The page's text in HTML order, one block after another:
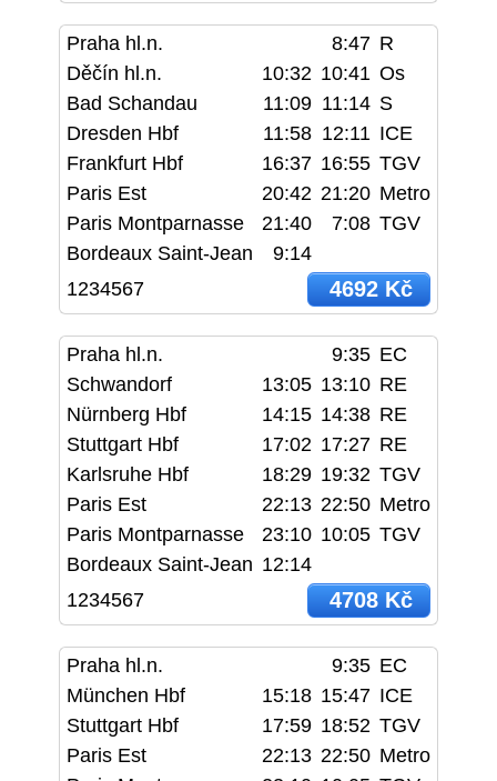
Praha hl.n. 8:47 R
Děčín hl.n.
10:32 10:41 Os
Bad Schandau
11:09 11:14 S
Dresden Hbf
11:58 12:11 ICE
Frankfurt Hbf
16:37 16:55 TGV
Paris Est
20:42 21:20 Metro
Paris Montparnasse
21:40 7:08 TGV
Bordeaux Saint-Jean
9:14
1234567
4692 Kč
Praha hl.n. 9:35 EC
Schwandorf
13:05 13:10 RE
Nürnberg Hbf
14:15 14:38 RE
Stuttgart Hbf
17:02 17:27 RE
Karlsruhe Hbf
18:29 19:32 TGV
Paris Est
22:13 22:50 Metro
Paris Montparnasse
23:10 10:05 TGV
Bordeaux Saint-Jean 12:14
1234567
4708 Kč
Praha hl.n. 9:35 EC
München Hbf
15:18 15:47 ICE
Stuttgart Hbf
17:59 18:52 TGV
Paris Est
22:13 22:50 Metro